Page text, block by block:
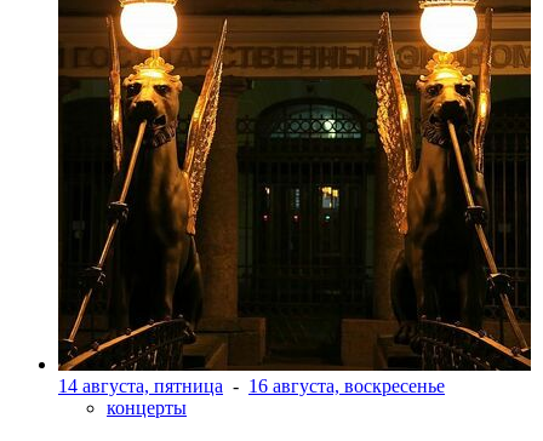
14 августа, пятница - 16 августа, воскресенье
концерты